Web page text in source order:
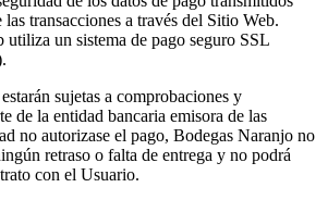
transacciones a través del Sitio Web.
un sistema de pago seguro SSL
sujetas a comprobaciones y
de la entidad bancaria emisora de las
no autorizase el pago, Bodegas Naranjo no
retraso o falta de entrega y no podrá
con el Usuario.